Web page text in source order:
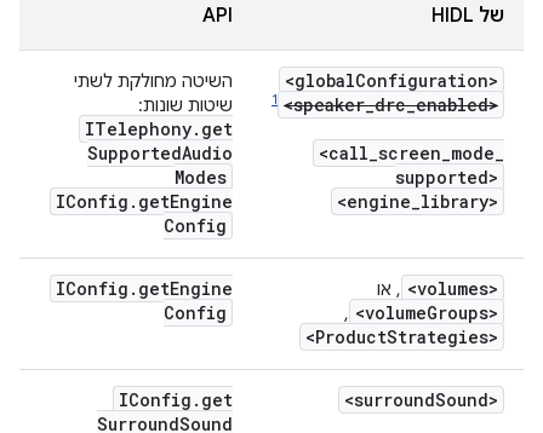
של HIDL
API
<globalConfiguration>
<speaker_drc_enabled>
1
<call_screen_mode_
supported>
<engine_library>
השיטה מחולקת לשתי
שיטות שונות:
ITelephony. get
SupportedAudio
Modes
IConfig . getEngine
Config
<volumes> , או
<volumeGroups>
,
<ProductStrategies>
IConfig . getEngine
Config
<surroundSound>
IConfig . get
SurroundSound